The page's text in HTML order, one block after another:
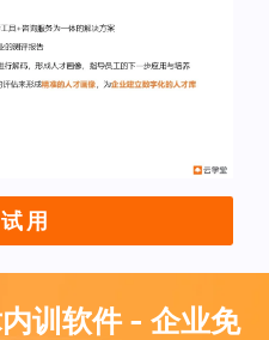
用
训软件 - 企业免